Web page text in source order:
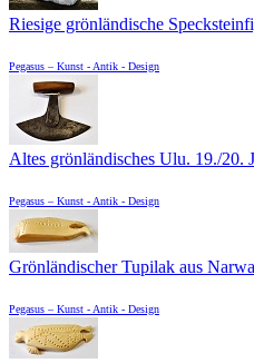
Riesige grönländische
Pegasus – Kunst - Antik - Design
Altes grönländisches Ulu. 19./20.
Pegasus – Kunst - Antik - Design
Grönländischer Tupilak aus
Pegasus – Kunst - Antik - Design